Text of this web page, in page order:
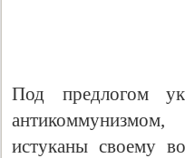
Под предлогом
антикоммунизмом,
истуканы своему